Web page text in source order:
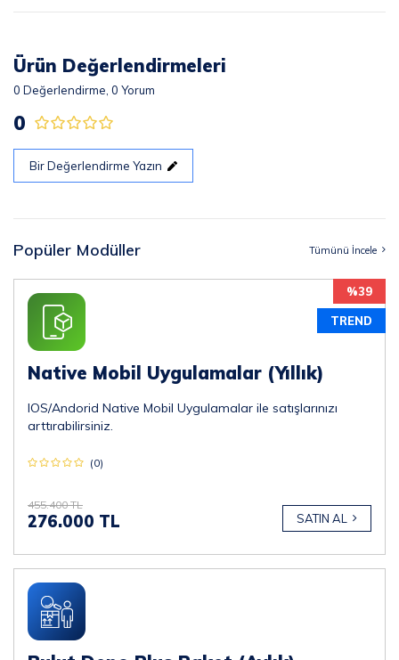
Ürün Değerlendirmeleri
0 Değerlendirme, 0 Yorum
0
Bir Değerlendirme Yazın
Popüler Modüller Tümünü İncele
Native Mobil Uygulamalar (Yıllık)
IOS/Andorid Native Mobil Uygulamalar ile satışlarınızı
arttırabilirsiniz.
(0)
455.400 TL
276.000 TL SATIN AL
%39
TREND